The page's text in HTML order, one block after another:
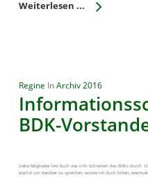
Weiterlesen ...
Regine InArchiv 2016
BDK-
Liebe Mitglieder lest Euch das Info Schreiben des BDKs durch.
war/ist um darüber zu sprechen, würde ich Euch bitten,